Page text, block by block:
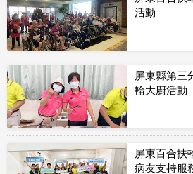
活動
屏東縣第三
輪大廚活動
屏東百合扶
病友支持服